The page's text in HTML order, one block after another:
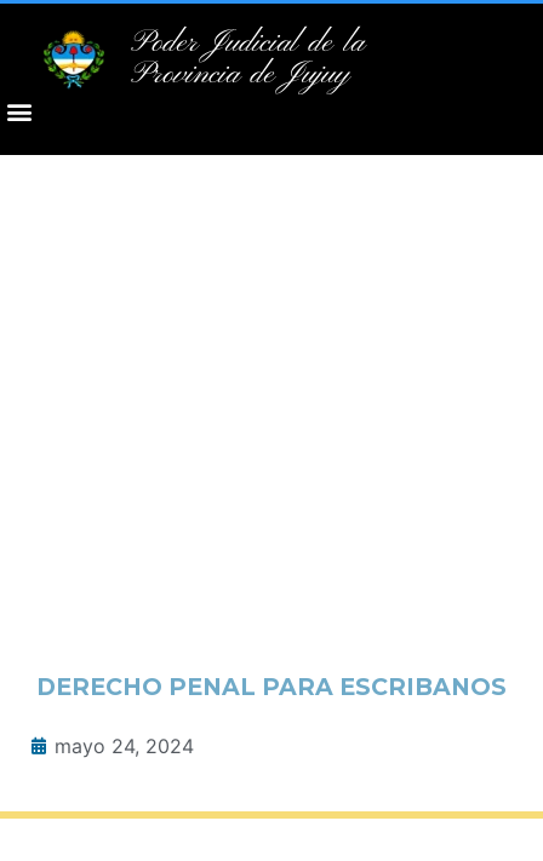
Poder Judicial de la
Provincia de Jujuy
DERECHO PENAL PARA ESCRIBANOS
mayo 24, 2024